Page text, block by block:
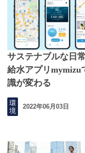
サステナブルな日常
給水アプリmymizu
識が変わる
環
境
2022年06月03日